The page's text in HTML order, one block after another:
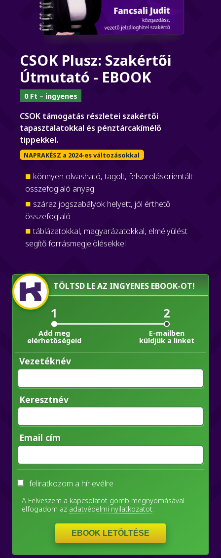
CSOK Plusz: Szakértői
Útmutató - EBOOK
0 Ft – ingyenes
CSOK támogatás részletei szakértői
tapasztalatokkal és pénztárcakímélő
tippekkel.
NAPRAKÉSZ a 2024-es változásokkal
könnyen olvasható, tagolt, felsorolásorientált
összefoglaló anyag
száraz jogszabályok helyett, jól érthető
összefoglaló
táblázatokkal, magyarázatokkal, elmélyülést
segítő forrásmegjelölésekkel
TÖLTSD LE AZ INGYENES EBOOK-OT!
1
Add meg
elérhetőségeid
2
E-mailben
küldjük a linket
Vezetéknév
Keresztnév
Email cím
feliratkozom a hírlevélre
A Felveszem a kapcsolatot gomb megnyomásával
elfogadom az adatvédelmi nyilatkozatot.